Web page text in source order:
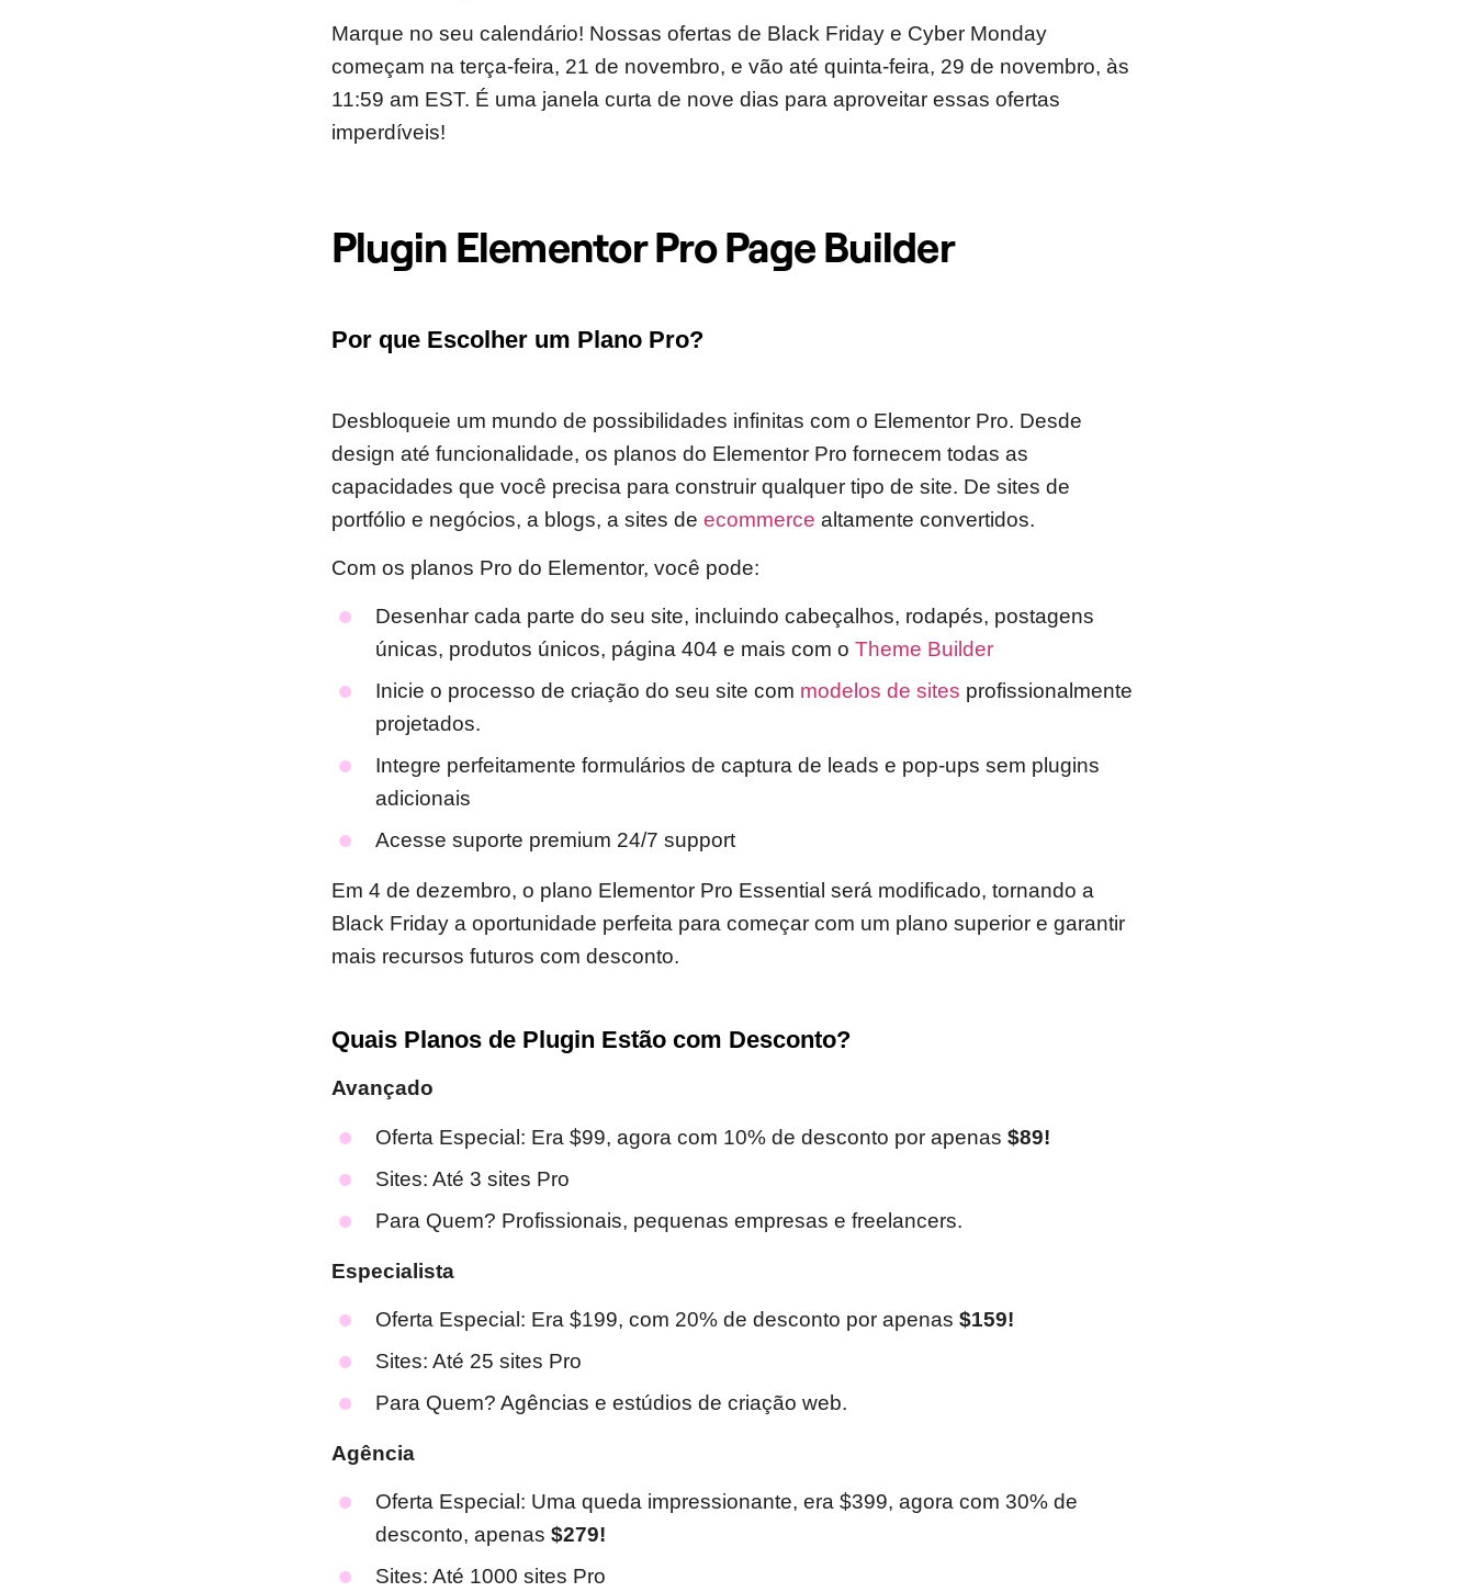
Marque no seu calendário! Nossas ofertas de Black Friday e Cyber Monday
começam na terça-feira, 21 de novembro, e vão até quinta-feira, 29 de novembro, às
11:59 am EST. É uma janela curta de nove dias para aproveitar essas ofertas
imperdíveis!
Plugin Elementor Pro Page Builder
Por que Escolher um Plano Pro?
Desbloqueie um mundo de possibilidades infinitas com o Elementor Pro. Desde
design até funcionalidade, os planos do Elementor Pro fornecem todas as
capacidades que você precisa para construir qualquer tipo de site. De sites de
portfólio e negócios, a blogs, a sites de ecommerce altamente convertidos.
Com os planos Pro do Elementor, você pode:
Desenhar cada parte do seu site, incluindo cabeçalhos, rodapés, postagens
únicas, produtos únicos, página 404 e mais com o Theme Builder
Inicie o processo de criação do seu site com modelos de sites profissionalmente
projetados.
Integre perfeitamente formulários de captura de leads e pop-ups sem plugins
adicionais
Acesse suporte premium 24/7 support
Em 4 de dezembro, o plano Elementor Pro Essential será modificado, tornando a
Black Friday a oportunidade perfeita para começar com um plano superior e garantir
mais recursos futuros com desconto.
Quais Planos de Plugin Estão com Desconto?
Avançado
Oferta Especial: Era $99, agora com 10% de desconto por apenas $89!
Sites: Até 3 sites Pro
Para Quem? Profissionais, pequenas empresas e freelancers.
Especialista
Oferta Especial: Era $199, com 20% de desconto por apenas $159!
Sites: Até 25 sites Pro
Para Quem? Agências e estúdios de criação web.
Agência
Oferta Especial: Uma queda impressionante, era $399, agora com 30% de
desconto, apenas $279!
Sites: Até 1000 sites Pro